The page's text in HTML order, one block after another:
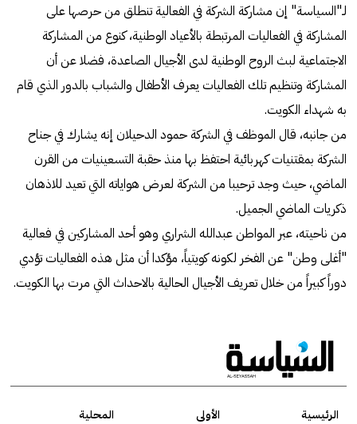
لـ"السياسة" إن مشاركة الشركة في الفعالية تنطلق من حرصها على
المشاركة في الفعاليات المرتبطة بالأعياد الوطنية، كنوع من المشاركة
الاجتماعية لبث الروح الوطنية لدى الأجيال الصاعدة، فضلا عن أن
المشاركة وتنظيم تلك الفعاليات يعرف الأطفال والشباب بالدور الذي قام
به شهداء الكويت.
من جانبه، قال الموظف في الشركة حمود الدحيلان إنه يشارك في جناح
الشركة بمقتنيات كهربائية احتفظ بها منذ حقبة التسعينيات من القرن
الماضي، حيث وجد ترحيبا من الشركة لعرض هواياته التي تعيد للاذهان
ذكريات الماضي الجميل.
من ناحيته، عبر المواطن عبدالله الشراري وهو أحد المشاركين في فعالية
"أغلى وطن" عن الفخر لكونه كويتياً، مؤكدا أن مثل هذه الفعاليات تؤدي
دوراً كبيراً من خلال تعريف الأجيال الحالية بالاحداث التي مرت بها الكويت.
الرئيسية الأولى
المحلية